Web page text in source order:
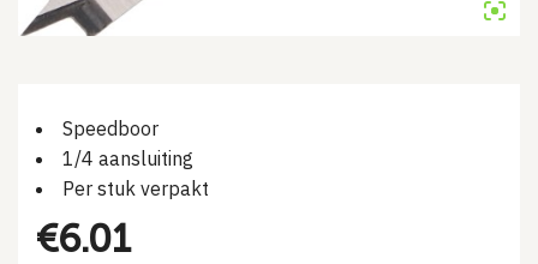
Speedboor
1/4 aansluiting
Per stuk verpakt
€6.01